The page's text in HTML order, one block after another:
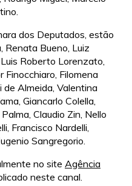
dos Deputados, estão
Renata Bueno, Luiz
Roberto Lorenzato,
Filomena
de Almeida, Valentina
Giancarlo Colella,
Claudio Zin, Nello
Francisco Nardelli,
Sangregorio.
no site Agência
neste canal.